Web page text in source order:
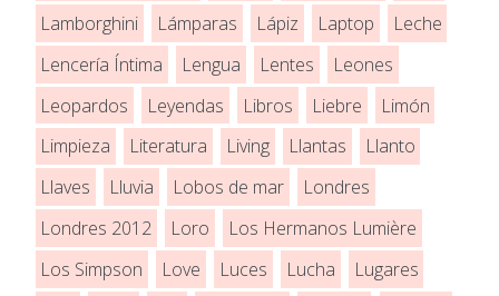
Lamborghini
Lámparas Lápiz Laptop
Leche
Lencería Íntima
Lengua Lentes
Leones
Leopardos
Leyendas Libros Liebre
Limón
Limpieza
Literatura Living Llantas
Llanto
Llaves
Lluvia Lobos de mar
Londres
Londres 2012
Loro
Los Hermanos Lumière
Los Simpson
Love Luces Lucha
Lugares